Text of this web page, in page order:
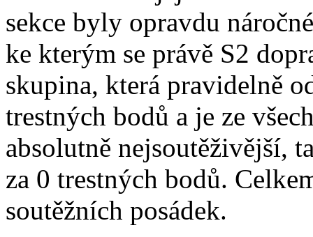
sekce byly opravdu
ke kterým se právě S2
skupina, která pravidelně
trestných bodů a je ze
absolutně nejsoutěživější,
za 0 trestných bodů.
soutěžních posádek.